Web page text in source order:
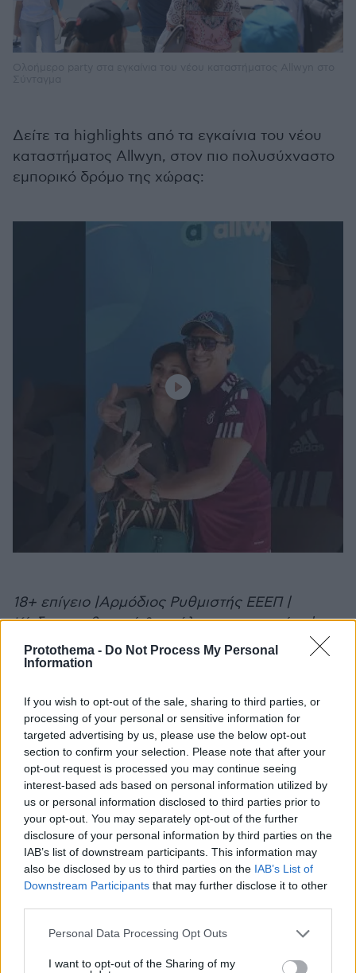
Protothema - Do Not Process My Personal
Information
If you wish to opt-out of the sale, sharing to third parties, or
processing of your personal or sensitive information for
targeted advertising by us, please use the below opt-out
section to confirm your selection. Please note that after your
opt-out request is processed you may continue seeing
interest-based ads based on personal information utilized by
us or personal information disclosed to third parties prior to
your opt-out. You may separately opt-out of the further
disclosure of your personal information by third parties on the
IAB’s list of downstream participants. This information may
also be disclosed by us to third parties on the IAB’s List of
Downstream Participants that may further disclose it to other
Please note that this website/app uses one or more Google
not limited to your visit or usage behaviour. You may click to
Personal Data Processing Opt Outs
I want to opt-out of the Sharing of my
Δείτε τα highlights από τα εγκαίνια του νέου
καταστήματος Allwyn, στον πιο πολυσύχναστο
εμπορικό δρόμο της χώρας:
18+ επίγειο |Αρμόδιος Ρυθμιστής ΕΕΕΠ |
Κίνδυνος εθισμού & απώλειας περιουσίας |
ΕΟΠΑΕ – ΓΡΑΜΜΗ ΣΥΜΒΟΥΛΕΥΤΙΚΗΣ: 1114|
Παίξε Υπεύθυνα
Thema Insights
Ακολουθήστε το protothema.gr στο Google News
και μάθετε πρώτοι όλες τις ειδήσεις
Δείτε όλες τις τελευταίεςΕιδήσειςαπό την Ελλάδα
και τον Κόσμο, τη στιγμή που συμβαίνουν, στο
Protothema.gr